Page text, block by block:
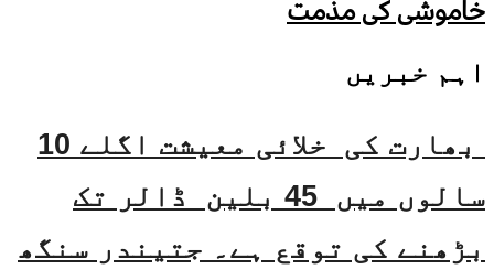
خاموشی کی مذمت
اہم خبریں
بھارت کی خلائی معیشت اگلے 10
سالوں میں 45 بلین ڈالر تک
بڑھنے کی توقع ہے۔ جتیندر سنگھ